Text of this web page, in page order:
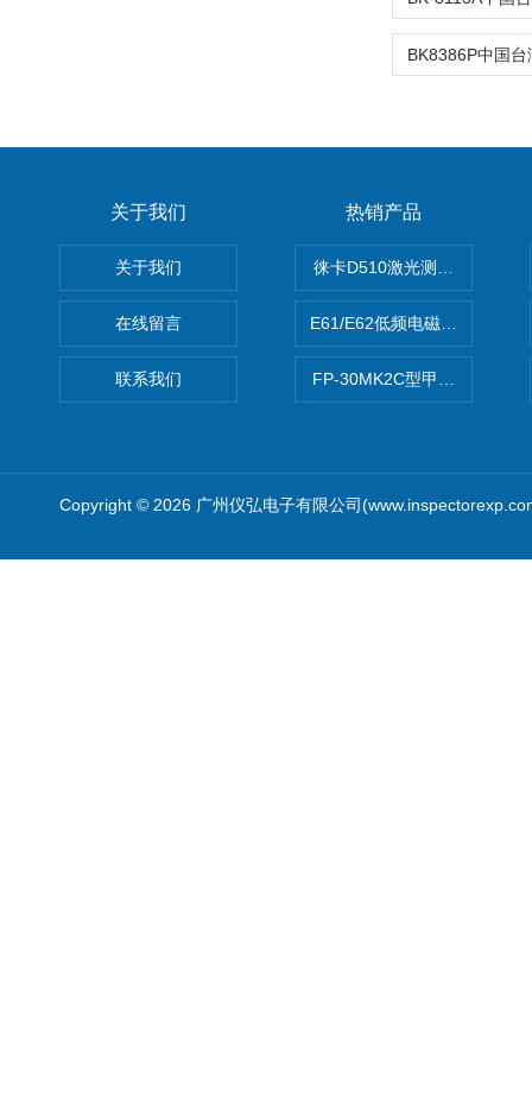
关于我们
关于我们
在线留言
联系我们
热销产品
徕卡D510激光测距仪
E61/E62低频电磁场强度分析
FP-30MK2C型甲醛检测仪
Copyright © 2026 广州仪弘电子有限公司